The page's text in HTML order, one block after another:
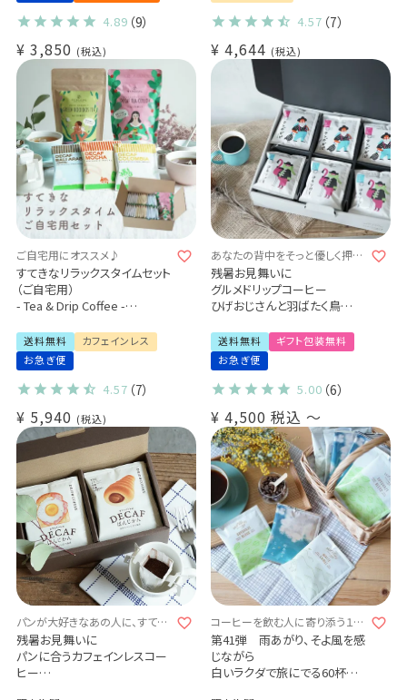
4.89 （9）
¥ 3,850 税込
4.57 （7）
¥ 4,644 税込
ご自宅用にオススメ♪
すてきなリラックスタイムセット
（ご自宅用）
- Tea & Drip Coffee -
ク
有機グリーンルイボスティー
×1パック
デカフェドリップコーヒー 3種
カ-アロナ-）36杯
カフェインレス 珈琲 紅茶 送料
無料 (dc) おしゃれ
送料無料
カフェインレス
お急ぎ便
4.57 （7）
¥ 5,940 税込
あなたの背中をそっと優しく押し
てくれる1杯となりますように
残暑お見舞いに
グルメドリップコーヒー
ひげおじさんと羽ばたく鳥
/ 2種27袋）
Qグレーダー厳選 スペシャルテ
ィコーヒー豆使用
送料無料
ギフト包装無料
お急ぎ便
5.00 （6）
¥ 4,500 税込 〜
パンが大好きなあの人に、すてき
なマリアージュを届けませんか？
残暑お見舞いに
パンに合うカフェインレスコー
ヒー
コーヒーを飲む人に寄り添う１杯
となりますように
第41弾 雨あがり、そよ風を感
じながら
白いラクダで旅にでる60杯分